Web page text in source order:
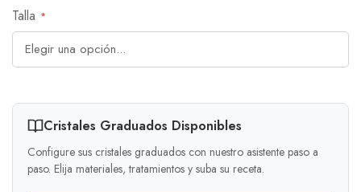
Talla
Cristales Graduados Disponibles
Configure sus cristales graduados con nuestro asistente paso a
paso. Elija materiales, tratamientos y suba su receta.